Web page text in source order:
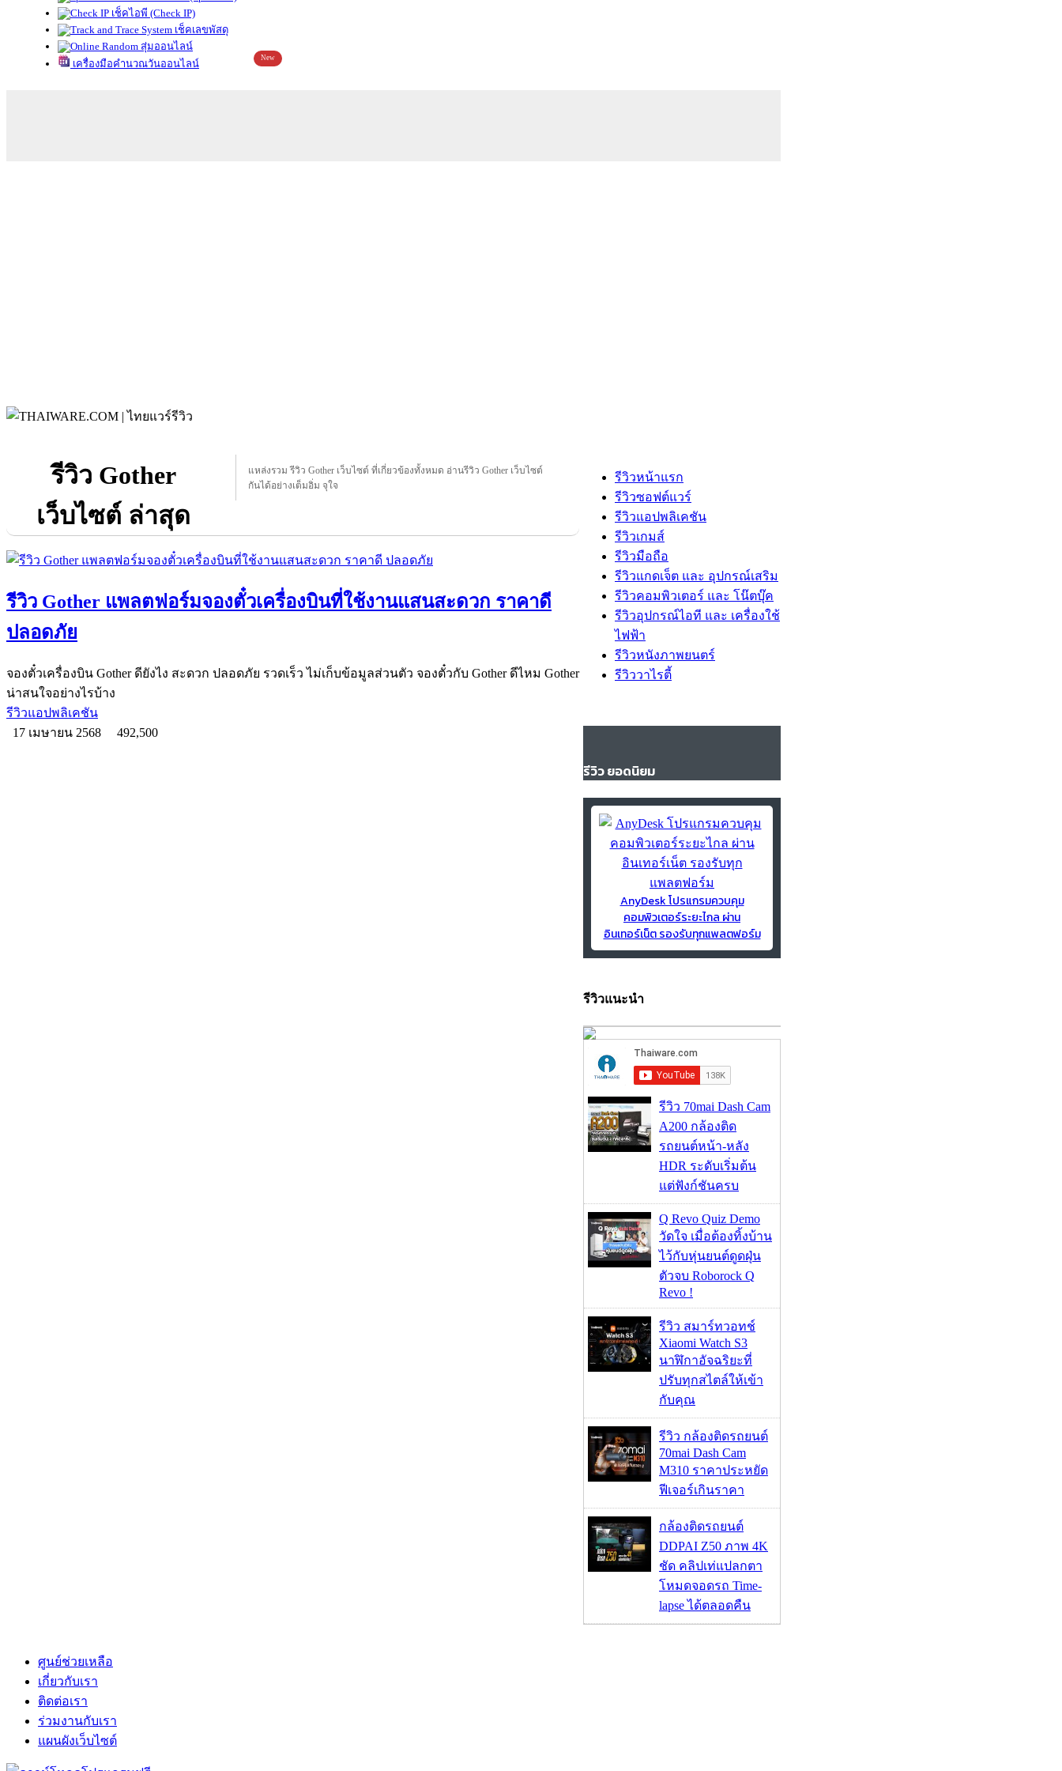
เช็คไอพี (Check IP)
เช็คเลขพัสดุ
สุ่มออนไลน์
เครื่องมือคำนวณวันออนไลน์
New
รีวิว Gother
เว็บไซต์ ล่าสุด
แหล่งรวม รีวิว Gother เว็บไซต์ ที่เกี่ยวข้องทั้งหมด อ่านรีวิว Gother เว็บไซต์
กันได้อย่างเต็มอิ่ม จุใจ
รีวิว Gother แพลตฟอร์มจองตั๋วเครื่องบินที่ใช้งานแสนสะดวก ราคาดี
ปลอดภัย
จองตั๋วเครื่องบิน Gother ดียังไง สะดวก ปลอดภัย รวดเร็ว ไม่เก็บข้อมูลส่วนตัว จองตั๋วกับ Gother ดีไหม Gother
น่าสนใจอย่างไรบ้าง
รีวิวแอปพลิเคชัน
17 เมษายน 2568
492,500
รีวิวหน้าแรก
รีวิวซอฟต์แวร์
รีวิวแอปพลิเคชัน
รีวิวเกมส์
รีวิวมือถือ
รีวิวแกดเจ็ต และ อุปกรณ์เสริม
รีวิวคอมพิวเตอร์ และ โน๊ตบุ๊ค
รีวิวอุปกรณ์ไอที และ เครื่องใช้
ไฟฟ้า
รีวิวหนังภาพยนตร์
รีวิววาไรตี้
รีวิว ยอดนิยม
AnyDesk โปรแกรมควบคุม
คอมพิวเตอร์ระยะไกล ผ่าน
อินเทอร์เน็ต รองรับทุกแพลตฟอร์ม
รีวิวแนะนำ
รีวิว 70mai Dash Cam
A200 กล้องติด
รถยนต์หน้า-หลัง
HDR ระดับเริ่มต้น
แต่ฟังก์ชันครบ
Q Revo Quiz Demo
วัดใจ เมื่อต้องทิ้งบ้าน
ไว้กับหุ่นยนต์ดูดฝุ่น
ตัวจบ Roborock Q
Revo !
รีวิว สมาร์ทวอทช์
Xiaomi Watch S3
นาฬิกาอัจฉริยะที่
ปรับทุกสไตล์ให้เข้า
กับคุณ
รีวิว กล้องติดรถยนต์
70mai Dash Cam
M310 ราคาประหยัด
ฟีเจอร์เกินราคา
กล้องติดรถยนต์
DDPAI Z50 ภาพ 4K
ชัด คลิปเท่แปลกตา
โหมดจอดรถ Time-
lapse ได้ตลอดคืน
ศูนย์ช่วยเหลือ
เกี่ยวกับเรา
ติดต่อเรา
ร่วมงานกับเรา
แผนผังเว็บไซต์